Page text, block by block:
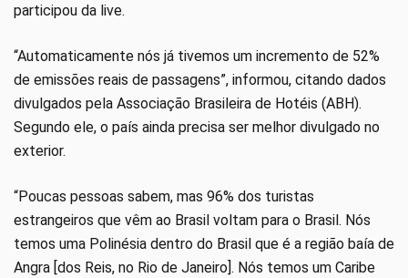
participou da live.
“Automaticamente nós já tivemos um incremento de 52%
de emissões reais de passagens”, informou, citando dados
divulgados pela Associação Brasileira de Hotéis (ABH).
Segundo ele, o país ainda precisa ser melhor divulgado no
exterior.
“Poucas pessoas sabem, mas 96% dos turistas
estrangeiros que vêm ao Brasil voltam para o Brasil. Nós
temos uma Polinésia dentro do Brasil que é a região baía de
Angra [dos Reis, no Rio de Janeiro]. Nós temos um Caribe